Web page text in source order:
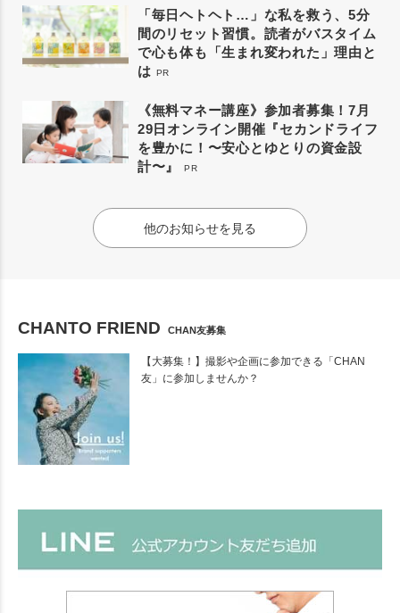
「毎日ヘトヘト…」な私を救う、5分
間のリセット習慣。読者がバスタイム
で心も体も「生まれ変われた」理由と
は PR
《無料マネー講座》参加者募集！7月
29日オンライン開催『セカンドライフ
を豊かに！〜安心とゆとりの資金設
計〜』
PR
他のお知らせを見る
CHANTO FRIEND CHAN友募集
【大募集！】撮影や企画に参加できる「CHAN
友」に参加しませんか？